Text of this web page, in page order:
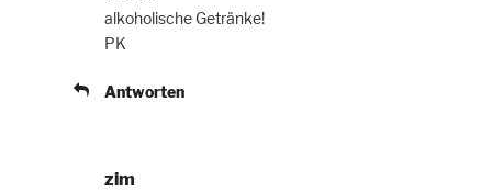
alkoholische Getränke!
PK
Antworten
zim